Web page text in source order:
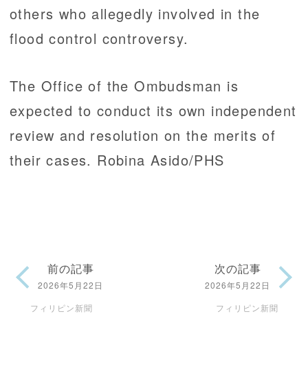
others who allegedly involved in the
flood control controversy.
The Office of the Ombudsman is
expected to conduct its own independent
review and resolution on the merits of
their cases. Robina Asido/PHS
前の記事
2026年5月22日
フィリピン新聞
次の記事
2026年5月22日
フィリピン新聞